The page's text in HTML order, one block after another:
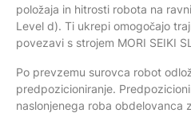
položaja in hitrosti robota na
Level d). Ti ukrepi omogočajo
povezavi s strojem MORI SEIKI
Po prevzemu surovca robot
predpozicioniranje.
naslonjenega roba obdelovanca